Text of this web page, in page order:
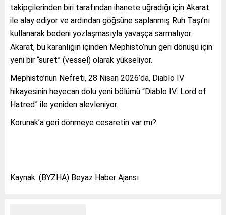
takipçilerinden biri tarafından ihanete uğradığı için Akarat
ile alay ediyor ve ardından göğsüne saplanmış Ruh Taşı’nı
kullanarak bedeni yozlaşmasıyla yavaşça sarmalıyor.
Akarat, bu karanlığın içinden Mephisto’nun geri dönüşü için
yeni bir “suret” (vessel) olarak yükseliyor.
Mephisto’nun Nefreti, 28 Nisan 2026’da, Diablo IV
hikayesinin heyecan dolu yeni bölümü “Diablo IV: Lord of
Hatred” ile yeniden alevleniyor.
Korunak’a geri dönmeye cesaretin var mı?
Kaynak: (BYZHA) Beyaz Haber Ajansı